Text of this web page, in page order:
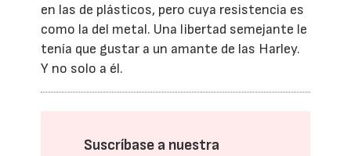
en las de plásticos, pero cuya resistencia es
como la del metal. Una libertad semejante le
tenía que gustar a un amante de las Harley.
Y no solo a él.
Suscríbase a nuestra